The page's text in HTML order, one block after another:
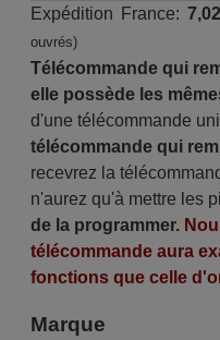
Expédition France:
ouvrés)
Télécommande qui
elle possède les
d'une télécommande
télécommande qui
recevrez la
n'aurez qu'à mettre les
de la programmer.
télécommande aura
fonctions que celle
Marque